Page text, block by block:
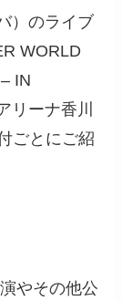
）のライブ
WORLD
IN
リーナ香川
ごとにご紹
やその他公